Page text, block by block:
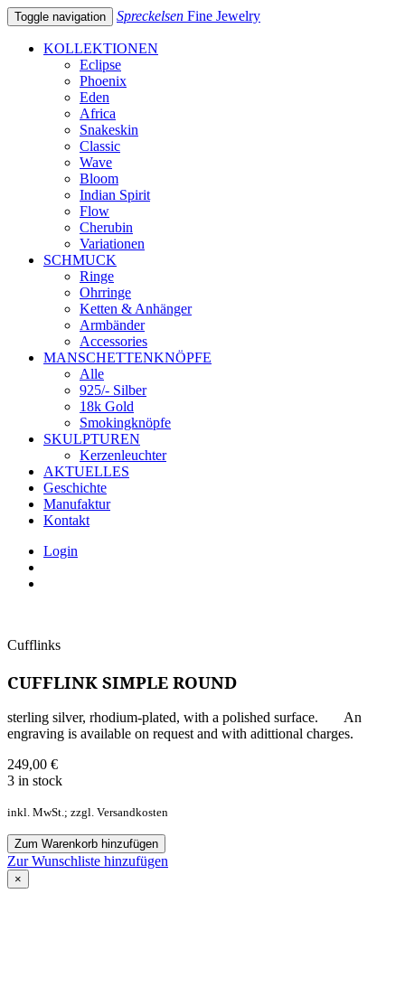
Toggle navigation Spreckelsen Fine Jewelry
KOLLEKTIONEN
Eclipse
Phoenix
Eden
Africa
Snakeskin
Classic
Wave
Bloom
Indian Spirit
Flow
Cherubin
Variationen
SCHMUCK
Ringe
Ohrringe
Ketten & Anhänger
Armbänder
Accessories
MANSCHETTENKNÖPFE
Alle
925/- Silber
18k Gold
Smokingknöpfe
SKULPTUREN
Kerzenleuchter
AKTUELLES
Geschichte
Manufaktur
Kontakt
Login
Cufflinks
CUFFLINK SIMPLE ROUND
sterling silver, rhodium-plated, with a polished surface. An
engraving is available on request and with adittional charges.
249,00 €
3 in stock
inkl. MwSt.; zzgl. Versandkosten
Zum Warenkorb hinzufügen
Zur Wunschliste hinzufügen
×